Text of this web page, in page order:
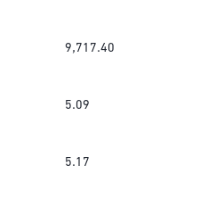
9,717.40
5.09
5.17